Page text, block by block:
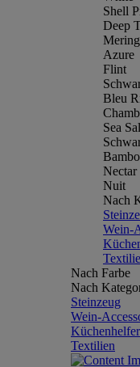
Shell
Deep
Azure
Flint
Bleu
Sea
Nectar
Nuit
Nach
Wein-
Nach Farbe
Nach
Steinzeug
Wein-
Küchenhelfer
Textilien